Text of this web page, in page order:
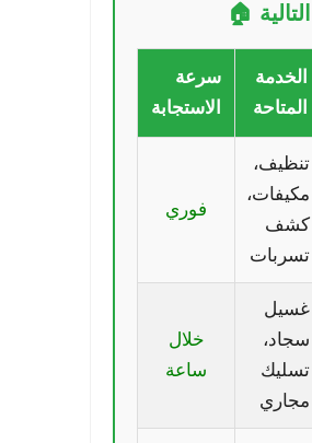
التالية 🏠
الخدمة
المتاحة
سرعة
الاستجابة
تنظيف،
مكيفات،
كشف
تسربات
فوري
غسيل
سجاد،
تسليك
مجاري
خلال
ساعة